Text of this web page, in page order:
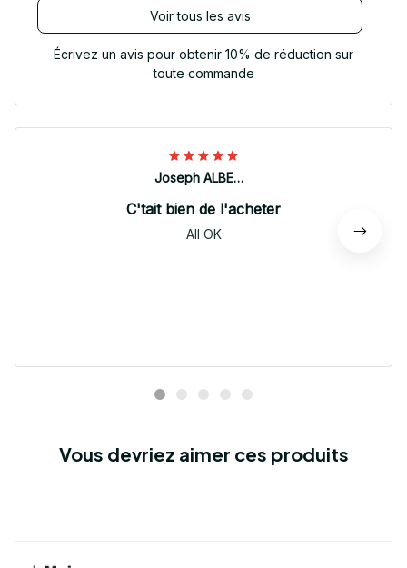
Voir tous les avis
Écrivez un avis pour obtenir 10% de réduction sur
toute commande
Joseph ALBERTINI
C'tait bien de l'acheter
All OK
Vous devriez aimer ces produits